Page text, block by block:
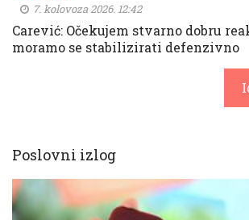
7. kolovoza 2026. 12:42
Carević: Očekujem stvarno dobru
moramo se stabilizirati defenzivno
Poslovni izlog